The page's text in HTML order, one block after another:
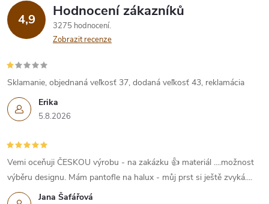
4,9 Hodnocení zákazníků
3275 hodnocení
Zobrazit recenze
Erika
5.8.2026
Sklamanie, objednaná veľkosť 37, dodaná veľkosť 43, reklamácia
Jana Šafářová
Vemi oceňuji ČESKOU výrobu - na zakázku 👍 materiál ....možnost
výběru designu. Mám pantofle na halux - můj prst si ještě zvyká....